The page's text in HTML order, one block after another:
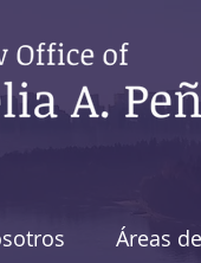
Áreas